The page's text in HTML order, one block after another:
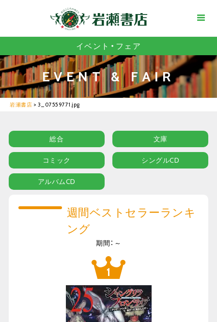
イベント・フェア
EVENT & FAIR
岩瀬書店 > 3_07559771.jpg
総合 文庫
コミック シングルCD
アルバムCD
週間ベストセラーランキ
ング
期間：～